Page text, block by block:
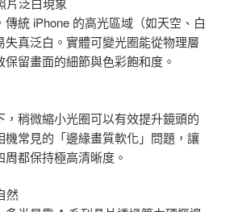
統 iPhone 的高光區域（如天空、白
失真泛白。實體可變光圈能從物理層
留畫面的細節與色彩飽和度。
，稍微縮小光圈可以有效提升鏡頭的
機常見的「邊緣畫質軟化」問題，讓
都保持極高清晰度。
然